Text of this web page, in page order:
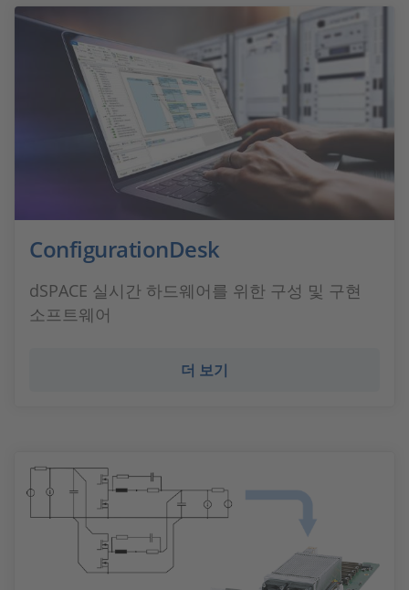
ConfigurationDesk
dSPACE 실시간 하드웨어를 위한 구성 및 구현
소프트웨어
더 보기